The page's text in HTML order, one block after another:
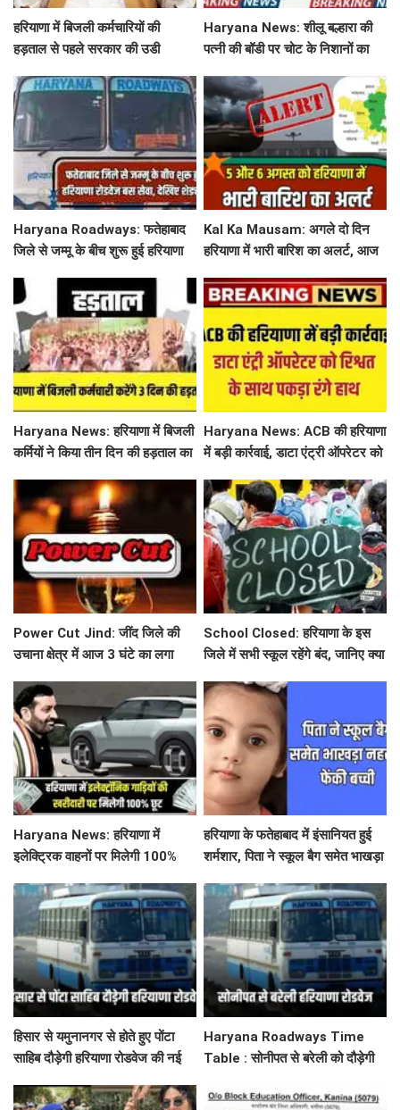
हरियाणा में बिजली कर्मचारियों की
हड़ताल से पहले सरकार की उडी
Haryana News: शीलू बल्हारा की
पत्नी की बॉडी पर चोट के निशानों का
सामने
Haryana Roadways: फतेहाबाद
जिले से जम्मू के बीच शुरू हुई हरियाणा
Kal Ka Mausam: अगले दो दिन
हरियाणा में भारी बारिश का अलर्ट, आज
बदरा
Haryana News: हरियाणा में बिजली
कर्मियों ने किया तीन दिन की हड़ताल का
मोर्चा
Haryana News: ACB की हरियाणा
में बड़ी कार्रवाई, डाटा एंट्री ऑपरेटर को
Power Cut Jind: जींद जिले की
उचाना क्षेत्र में आज 3 घंटे का लगा
School Closed: हरियाणा के इस
जिले में सभी स्कूल रहेंगे बंद, जानिए क्या
Haryana News: हरियाणा में
इलेक्ट्रिक वाहनों पर मिलेगी 100%
फैसला
हरियाणा के फतेहाबाद में इंसानियत हुई
शर्मशार, पिता ने स्कूल बैग समेत भाखड़ा
हिसार से यमुनानगर से होते हुए पोंटा
साहिब दौड़ेगी हरियाणा रोडवेज की नई
Haryana Roadways Time
Table : सोनीपत से बरेली को दौड़ेगी
टेबल